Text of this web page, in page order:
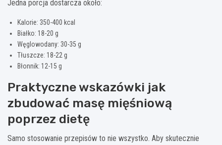
Jedna porcja dostarcza około:
Kalorie: 350-400 kcal
Białko: 18-20 g
Węglowodany: 30-35 g
Tłuszcze: 18-22 g
Błonnik: 12-15 g
Praktyczne wskazówki jak
zbudować masę mięśniową
poprzez dietę
Samo stosowanie przepisów to nie wszystko. Aby skutecznie